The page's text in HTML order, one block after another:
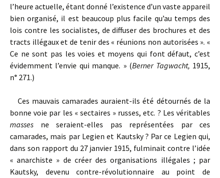
l’heure actuelle, étant donné l’existence d’un vaste appareil
bien organisé, il est beaucoup plus facile qu’au temps des
lois contre les socialistes, de diffuser des brochures et des
tracts illégaux et de tenir des « réunions non autorisées ». «
Ce ne sont pas les voies et moyens qui font défaut, c’est
évidemment l’envie qui manque. » (Berner Tagwacht, 1915,
n° 271.)
Ces mauvais camarades auraient-ils été détournés de la
bonne voie par les « sectaires » russes, etc. ? Les véritables
masses ne seraient-elles pas représentées par ces
camarades, mais par Legien et Kautsky ? Par ce Legien qui,
dans son rapport du 27 janvier 1915, fulminait contre l’idée
« anarchiste » de créer des organisations illégales ; par
Kautsky, devenu contre-révolutionnaire au point de